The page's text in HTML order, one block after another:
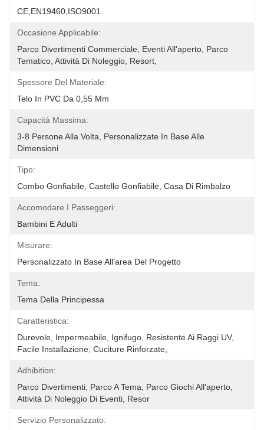
CE,EN19460,ISO9001
Occasione Applicabile:
Parco Divertimenti Commerciale, Eventi All'aperto, Parco
Tematico, Attività Di Noleggio, Resort,
Spessore Del Materiale:
Telo In PVC Da 0,55 Mm
Capacità Massima:
3-8 Persone Alla Volta, Personalizzate In Base Alle
Dimensioni
Tipo:
Combo Gonfiabile, Castello Gonfiabile, Casa Di Rimbalzo
Accomodare I Passeggeri:
Bambini E Adulti
Misurare:
Personalizzato In Base All'area Del Progetto
Tema:
Tema Della Principessa
Caratteristica:
Durevole, Impermeabile, Ignifugo, Resistente Ai Raggi UV,
Facile Installazione, Cuciture Rinforzate,
Adhibition:
Parco Divertimenti, Parco A Tema, Parco Giochi All'aperto,
Attività Di Noleggio Di Eventi, Resor
Servizio Personalizzato: